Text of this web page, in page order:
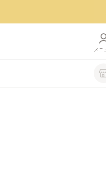
メニ